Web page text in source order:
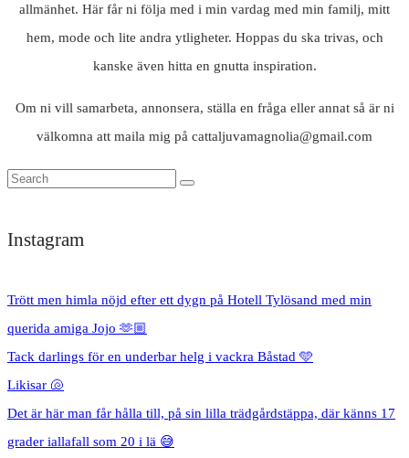
allmänhet. Här får ni följa med i min vardag med min familj, mitt
hem, mode och lite andra ytligheter. Hoppas du ska trivas, och
kanske även hitta en gnutta inspiration.
Om ni vill samarbeta, annonsera, ställa en fråga eller annat så är ni
välkomna att maila mig på cattaljuvamagnolia@gmail.com
Instagram
Trött men himla nöjd efter ett dygn på Hotell Tylösand med min
querida amiga Jojo 🫶🏼
Tack darlings för en underbar helg i vackra Båstad 🩵
Likisar 🐚
Det är här man får hålla till, på sin lilla trädgårdstäppa, där känns 17
grader iallafall som 20 i lä 😅